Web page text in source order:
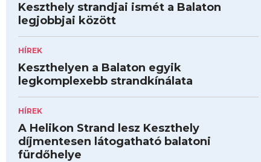
Keszthely strandjai ismét a Balaton
legjobbjai között
HÍREK
Keszthelyen a Balaton egyik
legkomplexebb strandkínálata
HÍREK
A Helikon Strand lesz Keszthely
díjmentesen látogatható balatoni
fürdőhelye